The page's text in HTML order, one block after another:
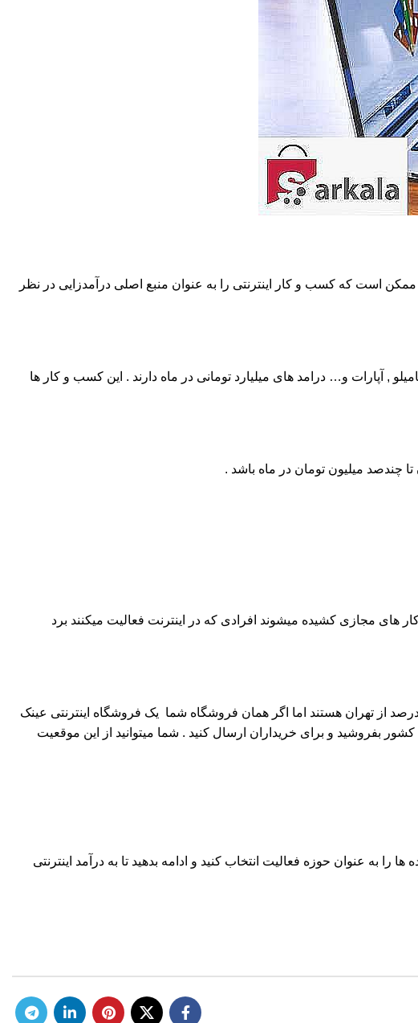
است که کسب و کار اینترنتی را به عنوان منبع اصلی درآمدزایی در نظر
, آپارات و… درامد های میلیارد تومانی در ماه دارند . این کسب و کار ها
چندصد میلیون تومان در ماه باشد .
مجازی کشیده میشوند افرادی که در اینترنت فعالیت میکنند برد
کنید شما یک فروشگاه فروش عینک در تهران دارید , حال افرادی که وارد فروشگاه شما میشوند و از شما خرید میکنند 99 درصد از تهران هستند اما اگر همان فروشگاه شما یک فروشگاه اینترنتی عینک
بفروشید و برای خریداران ارسال کنید . شما میتوانید از این موقعیت
را به عنوان حوزه فعالیت انتخاب کنید و ادامه بدهید تا به درآمد اینترنتی